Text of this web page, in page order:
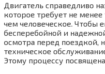
Двигатель справедливо
которое требует не
чем человеческое. Чтобы
бесперебойной и
осмотра перед поездкой,
техническое
Этому процессу